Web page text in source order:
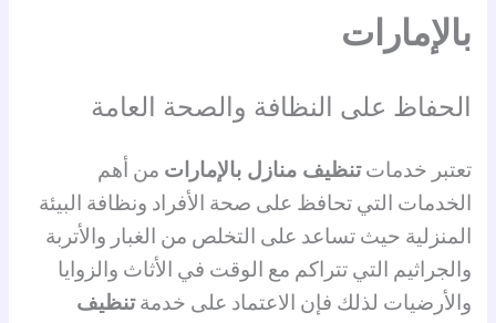
بالإمارات
الحفاظ على النظافة والصحة العامة
تعتبر خدماتتنظيف منازل بالإمارات من أهم
الخدمات التي تحافظ على صحة الأفراد ونظافة البيئة
المنزلية حيث تساعد على التخلص من الغبار والأتربة
والجراثيم التي تتراكم مع الوقت في الأثاث والزوايا
والأرضيات لذلك فإن الاعتماد على خدمةتنظيف